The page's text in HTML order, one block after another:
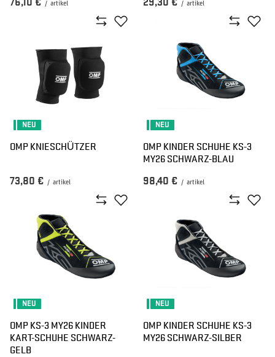
76,10 € / artikel 29,30 € / artikel
NEU
OMP KNIESCHÜTZER
73,80 € / artikel
NEU
OMP KINDER SCHUHE KS-3
MY26 SCHWARZ-BLAU
98,40 € / artikel
NEU
OMP KS-3 MY26 KINDER
KART-SCHUHE SCHWARZ-
GELB
NEU
OMP KINDER SCHUHE KS-3
MY26 SCHWARZ-SILBER